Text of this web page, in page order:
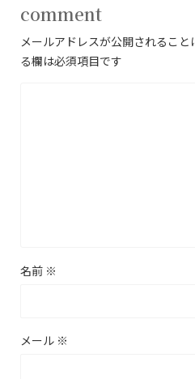
comment
メールアドレスが公開されること
る欄は必須項目です
名前 ※
メール ※